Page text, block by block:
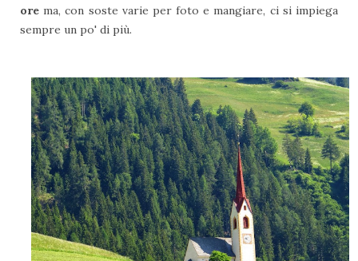
ore ma, con soste varie per foto e mangiare, ci si impiega
sempre un po' di più.